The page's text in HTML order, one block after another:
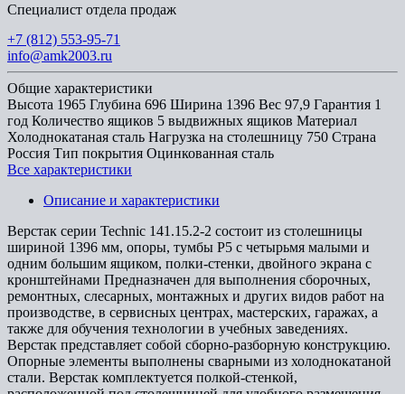
Специалист отдела продаж
+7 (812) 553-95-71
info@amk2003.ru
Общие характеристики
Высота 1965 Глубина 696 Ширина 1396 Вес 97,9 Гарантия 1
год Количество ящиков 5 выдвижных ящиков Материал
Холоднокатаная сталь Нагрузка на столешницу 750 Страна
Россия Тип покрытия Оцинкованная сталь
Все характеристики
Описание и характеристики
Верстак серии Technic 141.15.2-2 состоит из столешницы
шириной 1396 мм, опоры, тумбы P5 с четырьмя малыми и
одним большим ящиком, полки-стенки, двойного экрана с
кронштейнами Предназначен для выполнения сборочных,
ремонтных, слесарных, монтажных и других видов работ на
производстве, в сервисных центрах, мастерских, гаражах, а
также для обучения технологии в учебных заведениях.
Верстак представляет собой сборно-разборную конструкцию.
Опорные элементы выполнены сварными из холоднокатаной
стали. Верстак комплектуется полкой-стенкой,